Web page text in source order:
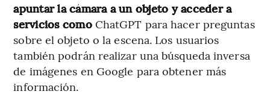
apuntar la cámara a un objeto y acceder a
servicios comoChatGPT para hacer preguntas
sobre el objeto o la escena. Los usuarios
también podrán realizar una búsqueda inversa
de imágenes en Google para obtener más
información.